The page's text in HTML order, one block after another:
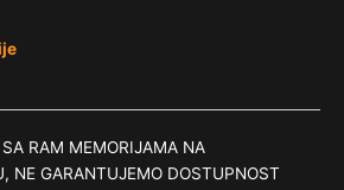
RAM MEMORIJAMA NA
NE GARANTUJEMO DOSTUPNOST